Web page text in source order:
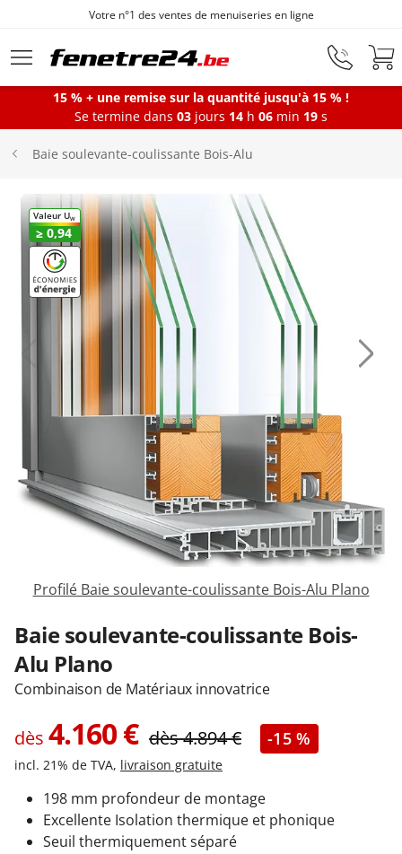
Aller au contenu principal
Votre n°1 des ventes de menuiseries en ligne
Fenêtres
Portes-fenêtres
Baies vitrées
Portes d'entrée
Garages & Carports
Clôtures et portails
Conseils gratuits
15 % + une remise sur la quantité jusqu'à 15 % !
Se termine dans 03 jours 14 h 06 min 18 s
Baie soulevante-coulissante Bois-Alu
Valeur UW
≥ 0,94
Profilé Baie soulevante-coulissante Bois-Alu Plano
Baie soulevante-coulissante Bois-
Alu Plano
Combinaison de Matériaux innovatrice
dès 4.160€ dès4.894€ -15 %
incl. 21% de TVA, livraison gratuite
198 mm profondeur de montage
Excellente Isolation thermique et phonique
Seuil thermiquement séparé